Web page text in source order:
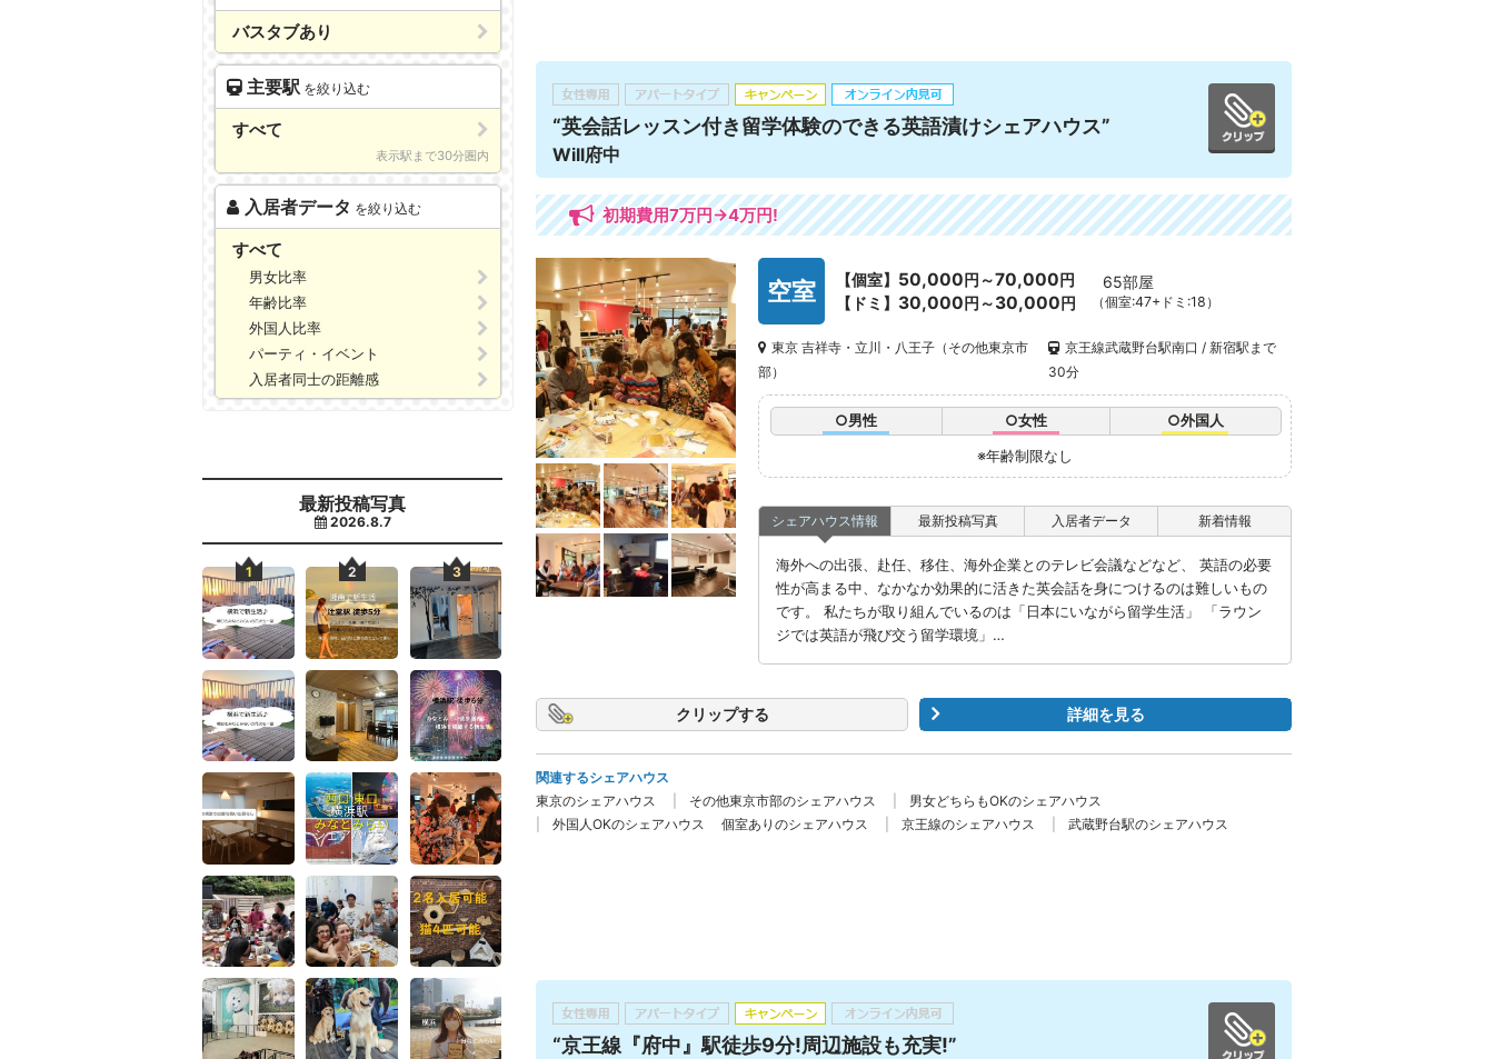
バスタブあり
主要駅 を絞り込む
すべて
表示駅まで30分圏内
入居者データ を絞り込む
すべて
男女比率
年齢比率
外国人比率
パーティ・イベント
入居者同士の距離感
最新投稿写真
2026.8.7
“英会話レッスン付き留学体験のできる英語漬けシェアハウス”
Will府中
初期費用7万円→4万円!
空室 【個室】 50,000円～70,000円
【ドミ】 30,000円～30,000円
65部屋
（個室:47+ドミ:18）
東京 吉祥寺・立川・八王子（その他東京市
部）
京王線武蔵野台駅南口 / 新宿駅まで
30分
○男性 ○女性
○外国人
※年齢制限なし
シェアハウス情報
海外への出張、赴任、移住、海外企業とのテレビ会議などなど、 英語の必要
性が高まる中、なかなか効果的に活きた英会話を身につけるのは難しいもの
です。 私たちが取り組んでいるのは「日本にいながら留学生活」 「ラウン
ジでは英語が飛び交う留学環境」…
最新投稿写真 入居者データ 新着情報
クリップ 詳細を見る
関連するシェアハウス
東京のシェアハウス
その他東京市部のシェアハウス
男女どちらもOKのシェアハウス
外国人OKのシェアハウス
個室ありのシェアハウス 京王線のシェアハウス 武蔵野台駅のシェアハウス
“京王線『府中』駅徒歩9分!周辺施設も充実!”